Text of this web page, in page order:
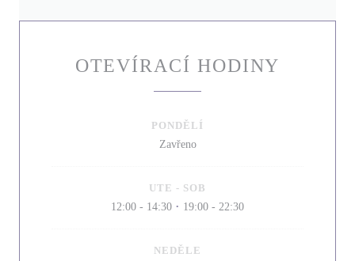
OTEVÍRACÍ HODINY
PONDĚLÍ
Zavřeno
UTE - SOB
12:00 - 14:30 • 19:00 - 22:30
NEDĚLE